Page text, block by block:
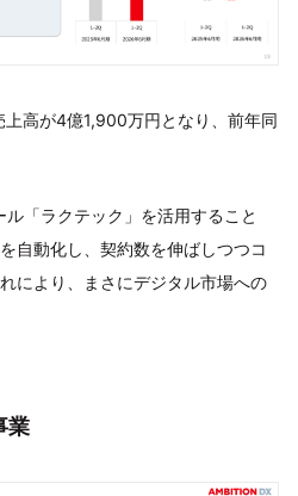
高が4億1,900万円となり、前年同
ル「ラクテック」を活用すること
自動化し、契約数を伸ばしつつコ
により、まさにデジタル市場への
業